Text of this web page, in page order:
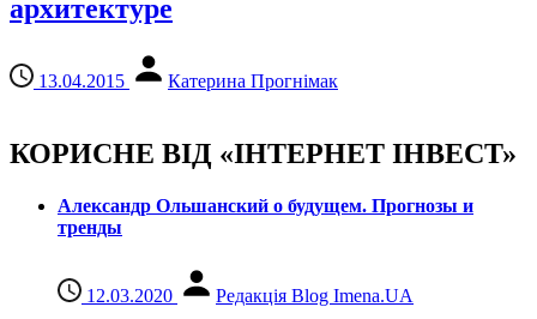
архитектуре
13.04.2015 Катерина Прогнімак
КОРИСНЕ ВІД «ІНТЕРНЕТ ІНВЕСТ»
Александр Ольшанский о будущем. Прогнозы и
тренды
12.03.2020 Редакція Blog Imena.UA